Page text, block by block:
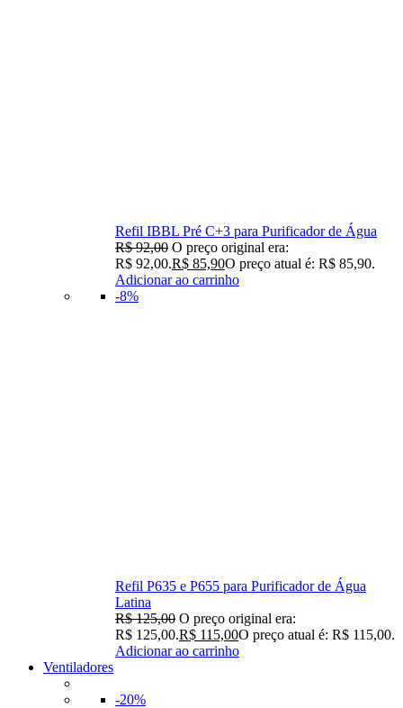
Refil IBBL Pré C+3 para Purificador de Água
R$92,00 O preço original era:
R$ 92,00.R$ 85,90O preço atual é: R$ 85,90.
Adicionar ao carrinho
-8%
Refil P635 e P655 para Purificador de Água
Latina
R$125,00 O preço original era:
R$ 125,00.R$ 115,00O preço atual é: R$ 115,00.
Adicionar ao carrinho
Ventiladores
-20%